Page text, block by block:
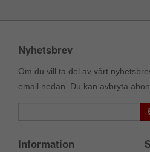
Nyhetsbrev
Om du vill ta del av vårt
email nedan. Du kan avbryta
Information